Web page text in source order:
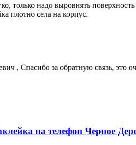
только надо выровнять
плотно села на корпус.
, Спасибо за обратную связь, это
на телефон Черное